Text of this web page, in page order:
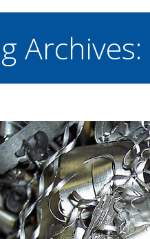
Archives: